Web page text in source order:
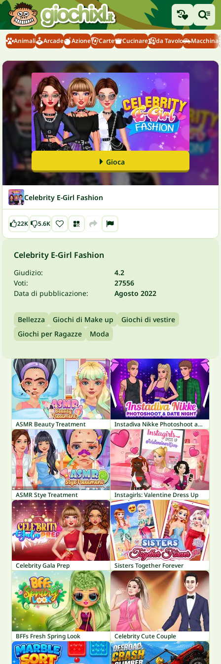
Animali Arcade Azione Carte Cucinare da Tavolo Macchina
Gioca
Celebrity E-Girl Fashion
22K 5.6K
Celebrity E-Girl Fashion
Giudizio:
4.2
Voti:
27556
Data di pubblicazione:
Agosto 2022
Bellezza Giochi di Make up
Giochi di vestire
Giochi per Ragazze
Moda
ASMR Beauty Treatment Instadiva Nikke Photoshoot and Date Night
ASMR Stye Treatment Instagirls: Valentine Dress Up
Celebrity Gala Prep Sisters Together Forever
BFFs Fresh Spring Look Celebrity Cute Couple